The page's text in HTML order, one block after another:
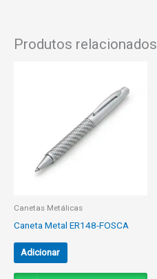
Produtos relacionados
Canetas Metálicas
Caneta Metal ER148-FOSCA
Adicionar